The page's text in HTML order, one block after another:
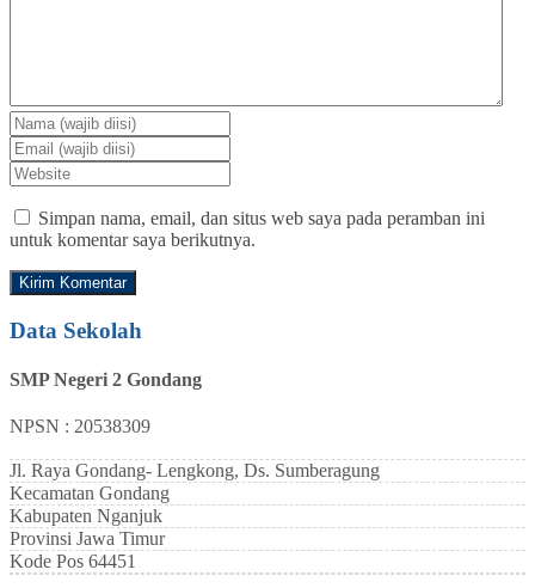
Simpan nama, email, dan situs web saya pada peramban ini
untuk komentar saya berikutnya.
Data Sekolah
SMP Negeri 2 Gondang
NPSN : 20538309
Jl. Raya Gondang- Lengkong, Ds. Sumberagung
Kecamatan Gondang
Kabupaten Nganjuk
Provinsi Jawa Timur
Kode Pos 64451